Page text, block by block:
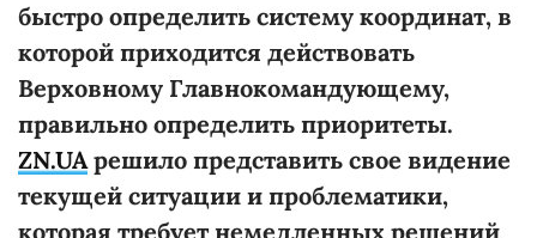
быстро определить систему координат, в
которой приходится действовать
Верховному Главнокомандующему,
правильно определить приоритеты.
ZN.UAрешило представить свое видение
текущей ситуации и проблематики,
которая требует немедленных решений